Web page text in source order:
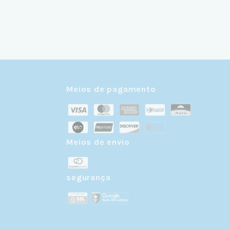
Meios de pagamento
Meios de envio
segurança